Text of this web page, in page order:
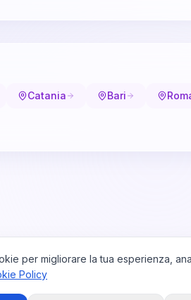
Catania Bari
per migliorare la tua esperienza,
Policy